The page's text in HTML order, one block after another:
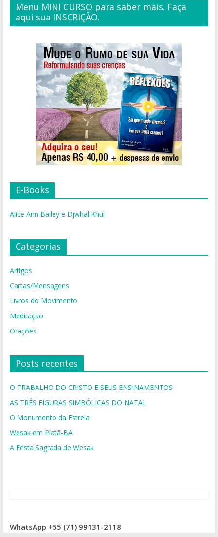
Menu MINI CURSO para saber mais. Faça
aqui sua INSCRIÇÃO.
E-Books
Alice Ann Bailey e Djwhal Khul
Categorias
Artigos
Cartas/Mensagens
Livros do Movimento
Meditação
Orações
Posts recentes
O TRABALHO DO CRISTO E SEUS ENSINAMENTOS
AS TRÊS FIGURAS SIMBÓLICAS DO NATAL
O Monumento da Estrela
Wesak em Piatã-BA
A Festa Sagrada de Wesak
WhatsApp +55 (71) 99131-2118